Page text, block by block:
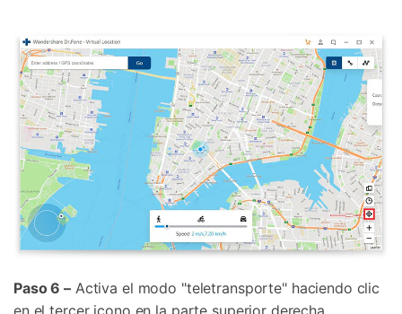
Paso 6 – Activa el modo "teletransporte" haciendo clic
en el tercer icono en la parte superior derecha.